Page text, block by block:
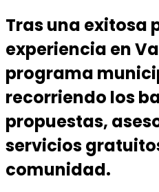
Tras una exitosa
experiencia en
programa
recorriendo los
propuestas,
servicios
comunidad.